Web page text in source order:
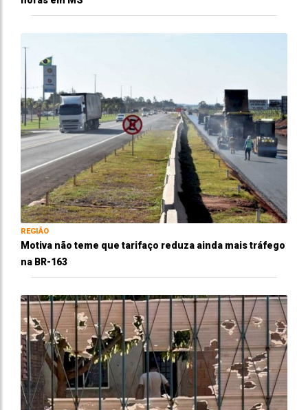
REGIÃO
Motiva não teme que tarifaço reduza ainda mais tráfego
na BR-163